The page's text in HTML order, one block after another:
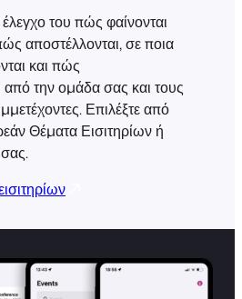
του πώς φαίνονται
αποστέλλονται, σε ποια
και πώς
από την ομάδα σας και τους
Επιλέξτε από
Θέματα Εισιτηρίων ή